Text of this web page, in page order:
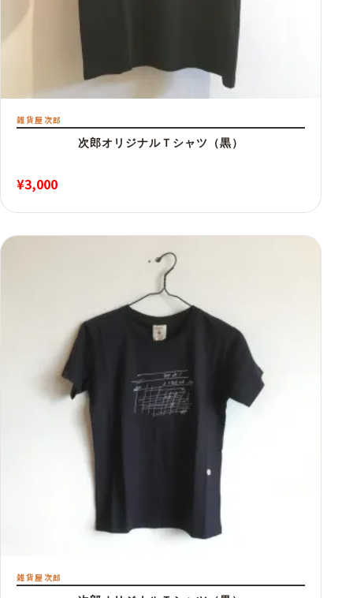
雑貨屋次郎
次郎オリジナルＴシャツ（黒）
¥3,000
雑貨屋次郎